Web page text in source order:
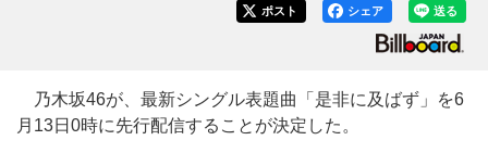
送る
シェア
ポスト
乃木坂46が、最新シングル表題曲「是非に及ばず」を6
月13日0時に先行配信することが決定した。